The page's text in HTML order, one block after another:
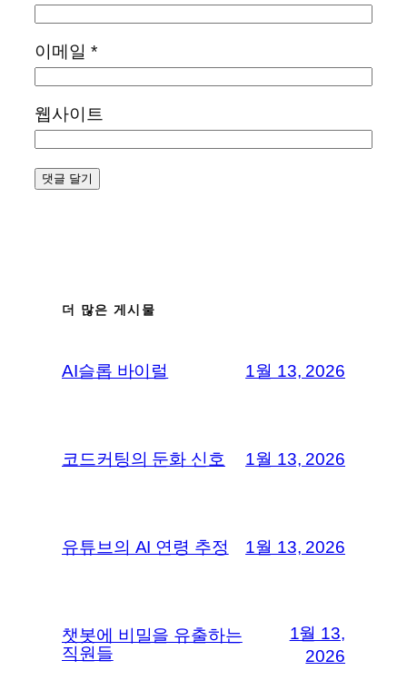
이메일 *
웹사이트
더 많은 게시물
AI슬롭 바이럴 1월 13, 2026
코드커팅의 둔화 신호 1월 13, 2026
유튜브의 AI 연령 추정 1월 13, 2026
챗봇에 비밀을 유출하는
직원들
1월 13,
2026